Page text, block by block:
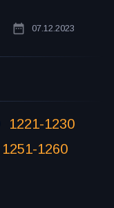
07.12.2023
1221-1230
1251-1260